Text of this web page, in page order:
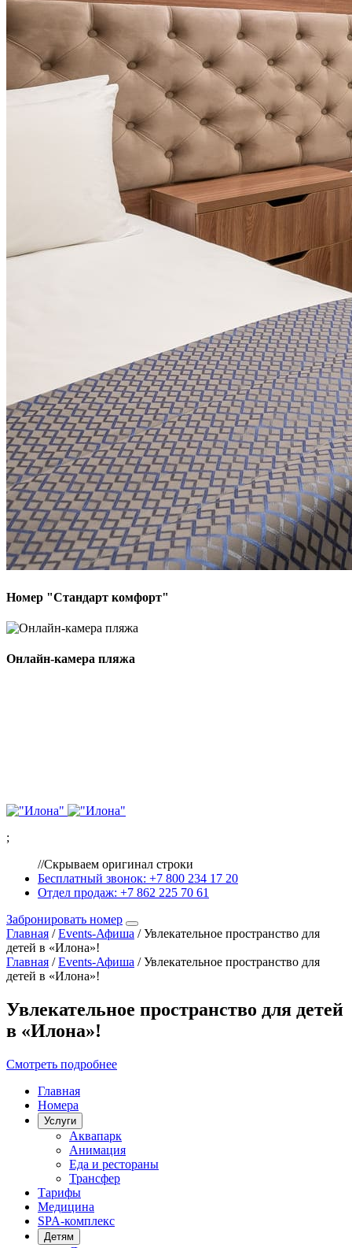
Номер "Стандарт комфорт"
Онлайн-камера пляжа
;
//Скрываем оригинал строки
Бесплатный звонок: +7 800 234 17 20
Отдел продаж: +7 862 225 70 61
Забронировать номер
Главная / Events-Афиша / Увлекательное пространство для
детей в «Илона»!
Главная / Events-Афиша / Увлекательное пространство для
детей в «Илона»!
Увлекательное пространство для детей
в «Илона»!
Смотреть подробнее
Главная
Номера
Услуги
Аквапарк
Анимация
Еда и рестораны
Трансфер
Тарифы
Медицина
SPA-комплекс
Детям